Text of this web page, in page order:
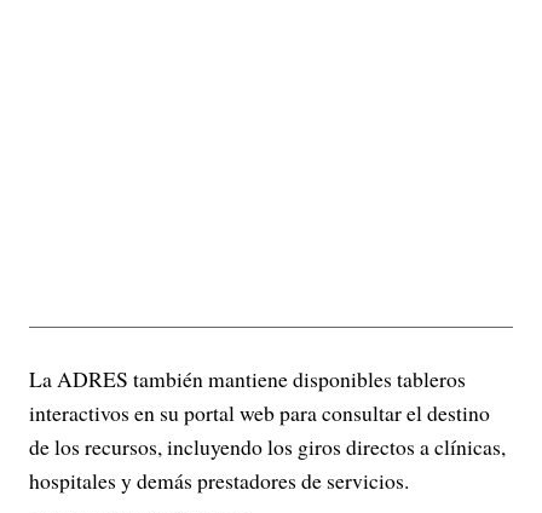
La ADRES también mantiene disponibles tableros
interactivos en su portal web para consultar el destino
de los recursos, incluyendo los giros directos a clínicas,
hospitales y demás prestadores de servicios.